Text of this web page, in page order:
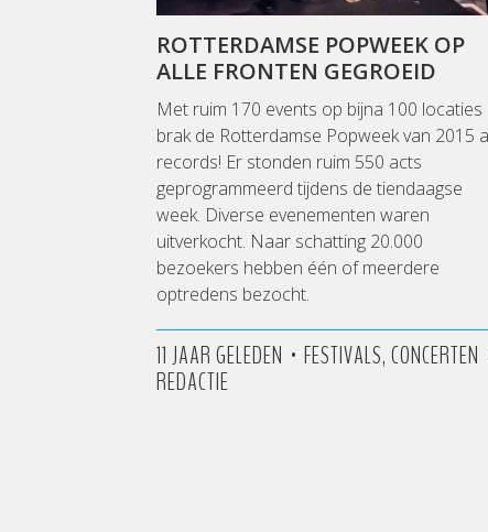
ROTTERDAMSE POPWEEK OP
ALLE FRONTEN GEGROEID
Met ruim 170 events op bijna 100 locaties
brak de Rotterdamse Popweek van 2015
records! Er stonden ruim 550 acts
geprogrammeerd tijdens de tiendaagse
week. Diverse evenementen waren
uitverkocht. Naar schatting 20.000
bezoekers hebben één of meerdere
optredens bezocht.
11 JAAR GELEDEN • FESTIVALS, CONCERTEN
REDACTIE